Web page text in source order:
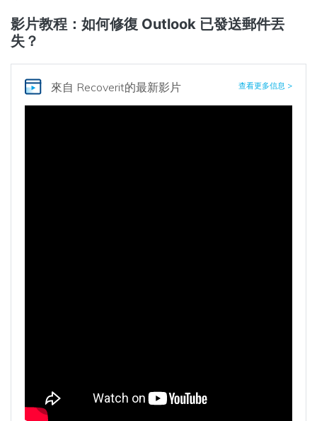
影片教程：如何修復 Outlook 已發送郵件丟
失？
來自 Recoverit的最新影片 查看更多信息 >